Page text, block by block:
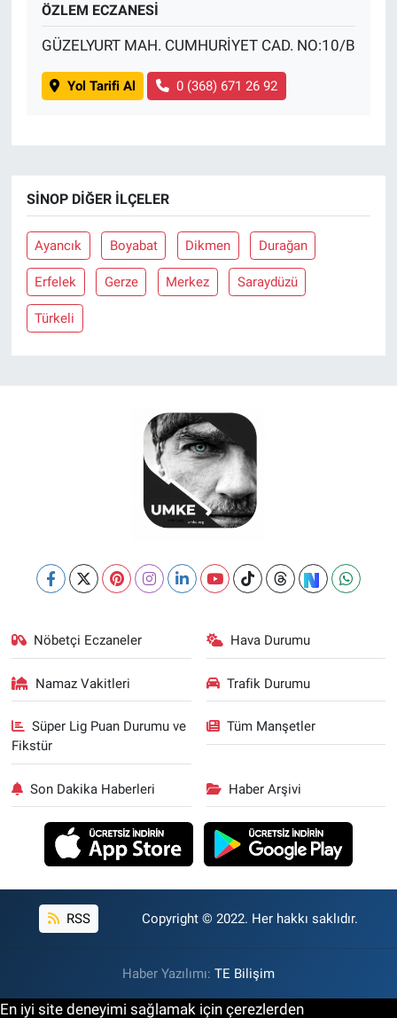
ÖZLEM ECZANESİ
GÜZELYURT MAH. CUMHURİYET CAD. NO:10/B
Yol Tarifi Al 0 (368) 671 26 92
SINOP DIĞER İLÇELER
Ayancık Boyabat Dikmen Durağan
Erfelek Gerze Merkez Saraydüzü
Türkeli
Nöbetçi Eczaneler Hava Durumu
Namaz Vakitleri Trafik Durumu
Süper Lig Puan Durumu ve
Fikstür
Tüm Manşetler
Son Dakika Haberleri Haber Arşivi
RSS Copyright © 2022. Her hakkı saklıdır.
Haber Yazılımı: TE Bilişim
En iyi site deneyimi sağlamak için çerezlerden